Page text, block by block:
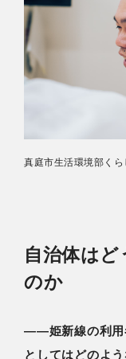
真庭市生活環境部く
自治体は
のか
――姫新線の利用
としてはどのよ